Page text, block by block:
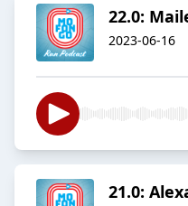
22.0:
2023-06-16
21.0: